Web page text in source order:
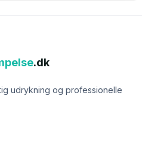
.dk
udrykning og professionelle